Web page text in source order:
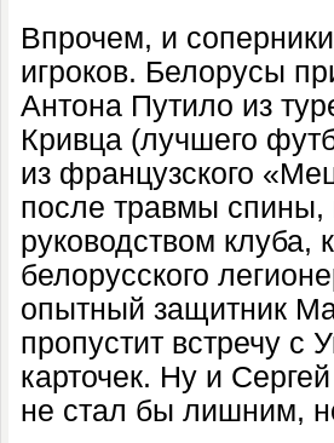
Впрочем, и
игроков. Белорусы
Антона Путило из
Кривца (лучшего
из французского
после травмы спины,
руководством клуба,
белорусского
опытный защитник
пропустит встречу с
карточек. Ну и
не стал бы лишним,